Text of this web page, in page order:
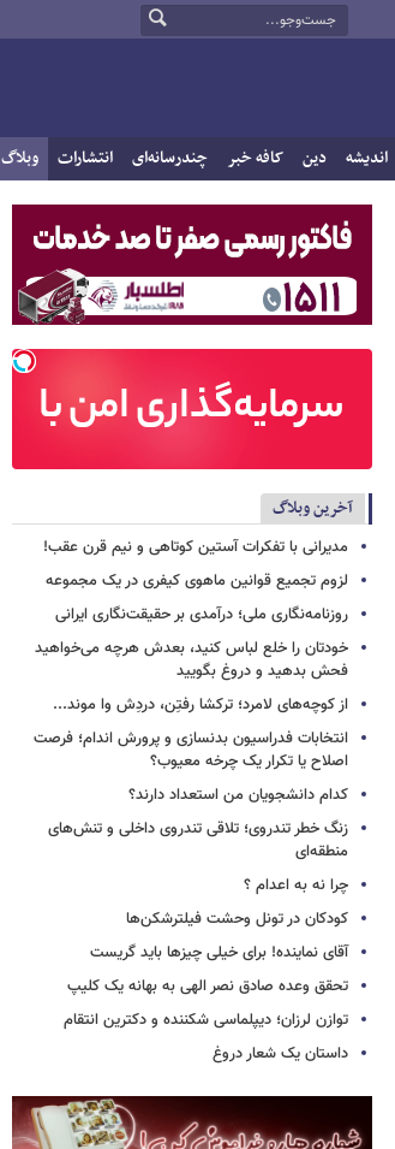
اندیشه دین کافه خبر چندرسانه‌ای انتشارات وبلاگ
آخرین وبلاگ
مدیرانی با تفکرات آستین کوتاهی و نیم قرن عقب!
لزوم تجمیع قوانین ماهوی کیفری در یک مجموعه
روزنامه‌نگاری ملی؛ درآمدی بر حقیقت‌نگاری ایرانی
خودتان را خلع لباس کنید، بعدش هرچه می‌خواهید
فحش بدهید و دروغ بگویید
از کوچه‌های لامرد؛ ترکشا رفتِن، دردِش وا موند...
انتخابات فدراسیون بدنسازی و پرورش اندام؛ فرصت
اصلاح یا تکرار یک چرخه معیوب؟
کدام دانشجویان من استعداد دارند؟
زنگ خطر تندروی؛ تلاقی تندروی داخلی و تنش‌های
منطقه‌ای
چرا نه به اعدام ؟
کودکان در تونل وحشت فیلترشکن‌ها
آقای نماینده! برای خیلی چیزها باید گریست
تحقق وعده صادق نصر الهی به بهانه یک کلیپ
توازن لرزان؛ دیپلماسی شکننده و دکترین انتقام
داستان یک شعار دروغ